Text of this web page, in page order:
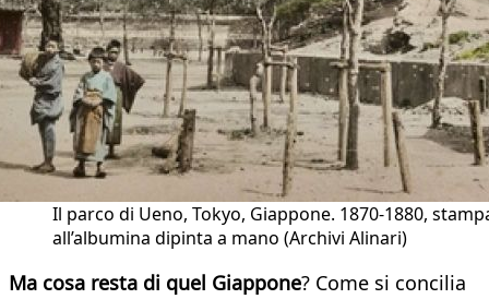
Il parco di Ueno, Tokyo, Giappone. 1870-1880,
all’albumina dipinta a mano (Archivi Alinari)
Ma cosa resta di quel Giappone? Come si concilia